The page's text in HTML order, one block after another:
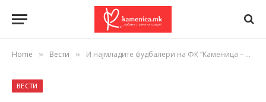
Home » Вести » И најмладите фудбалери на ФК “Каменица – САСА” нижат победи против своите врсници. Денес беше торпедирана ФК “Слога” од Виница
ВЕСТИ